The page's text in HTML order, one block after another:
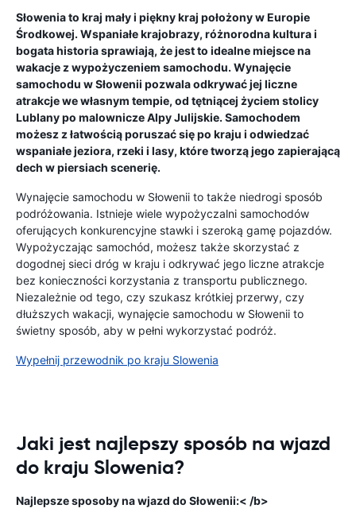
Słowenia to kraj mały i piękny kraj położony w Europie
Środkowej. Wspaniałe krajobrazy, różnorodna kultura i
bogata historia sprawiają, że jest to idealne miejsce na
wakacje z wypożyczeniem samochodu. Wynajęcie
samochodu w Słowenii pozwala odkrywać jej liczne
atrakcje we własnym tempie, od tętniącej życiem stolicy
Lublany po malownicze Alpy Julijskie. Samochodem
możesz z łatwością poruszać się po kraju i odwiedzać
wspaniałe jeziora, rzeki i lasy, które tworzą jego zapierającą
dech w piersiach scenerię.
Wynajęcie samochodu w Słowenii to także niedrogi sposób
podróżowania. Istnieje wiele wypożyczalni samochodów
oferujących konkurencyjne stawki i szeroką gamę pojazdów.
Wypożyczając samochód, możesz także skorzystać z
dogodnej sieci dróg w kraju i odkrywać jego liczne atrakcje
bez konieczności korzystania z transportu publicznego.
Niezależnie od tego, czy szukasz krótkiej przerwy, czy
dłuższych wakacji, wynajęcie samochodu w Słowenii to
świetny sposób, aby w pełni wykorzystać podróż.
Wypełnij przewodnik po kraju Slowenia
Jaki jest najlepszy sposób na wjazd
do kraju Slowenia?
Najlepsze sposoby na wjazd do Słowenii:< /b>